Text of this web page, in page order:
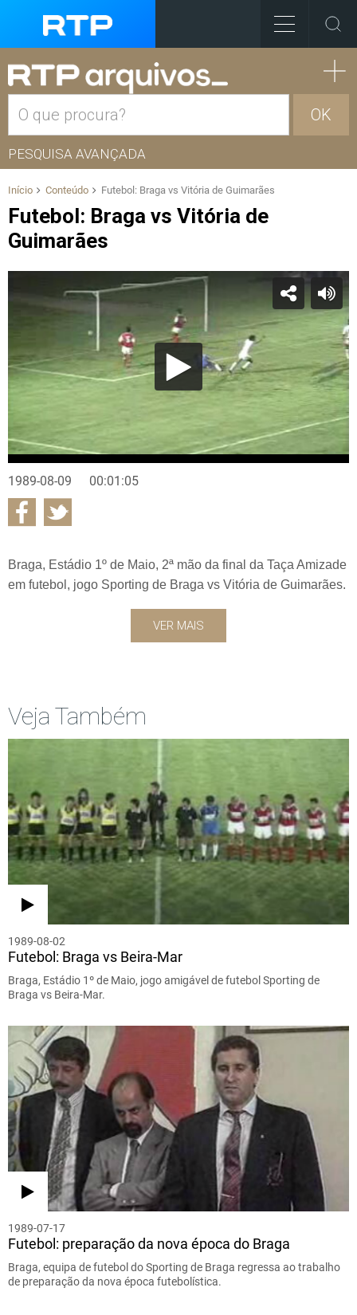
OK
PESQUISA AVANÇADA
Início Conteúdo Futebol: Braga vs Vitória de Guimarães
Futebol: Braga vs Vitória de
Guimarães
1989-08-09 00:01:05
Braga, Estádio 1º de Maio, 2ª mão da final da Taça Amizade
em futebol, jogo Sporting de Braga vs Vitória de Guimarães.
VER MAIS
Veja Também
1989-08-02
Futebol: Braga vs Beira-Mar
Braga, Estádio 1º de Maio, jogo amigável de futebol Sporting de
Braga vs Beira-Mar.
1989-07-17
Futebol: preparação da nova época do Braga
Braga, equipa de futebol do Sporting de Braga regressa ao trabalho
de preparação da nova época futebolística.